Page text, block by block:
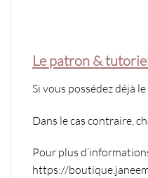
Le patron &
Si vous possédez déjà
Dans le cas contraire,
Pour plus
https://